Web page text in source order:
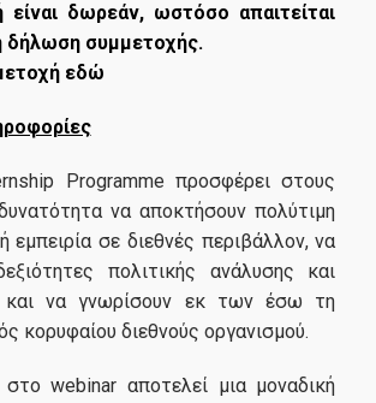
U-Register
Network Services
Erasmus+
Health Care
Student Club
Partnerships
δωρεάν, ωστόσο απαιτείται
δήλωση συμμετοχής.
εδώ
Programme προσφέρει στους
να αποκτήσουν πολύτιμη
εμπειρία σε διεθνές περιβάλλον, να
πολιτικής ανάλυσης και
και να γνωρίσουν εκ των έσω τη
κορυφαίου διεθνούς οργανισμού.
webinar αποτελεί μια μοναδική